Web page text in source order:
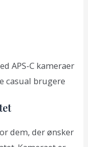
APS-C kameraer
casual brugere
dem, der ønsker